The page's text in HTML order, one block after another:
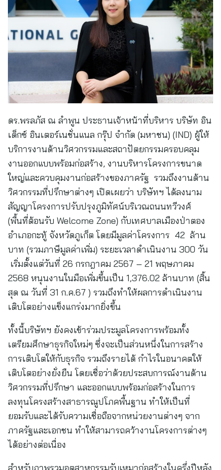
ดร.พรลภัส ณ ลำพูน ประธานเจ้าหน้าที่บริหาร บริษัท อิน
เด็กซ์ อินเตอร์เนชั่นแนล กรุ๊ป จำกัด (มหาชน) (IND) ผู้ให้
บริการงานด้านวิศวกรรมและสถาปัตยกรรมครอบคลุม
งานออกแบบพร้อมก่อสร้าง, งานบริหารโครงการขนาด
ใหญ่และควบคุมงานก่อสร้างของภาครัฐ รวมถึงงานด้าน
วิศวกรรมที่ปรึกษาต่างๆ เปิดเผยว่า บริษัทฯ ได้ลงนาม
สัญญาโครงการปรับปรุงภูมิทัศน์บริเวณถนนทวีวงศ์
(พื้นที่ต้อนรับ Welcome Zone) กับเทศบาลเมืองป่าตอง
อำเภอกะทู้ จังหวัดภูเก็ต โดยมีมูลค่าโครงการ 42 ล้าน
บาท (รวมภาษีมูลค่าเพิ่ม) ระยะเวลาดำเนินงาน 300 วัน
เริ่มตั้งแต่วันที่ 26 กรกฎาคม 2567 – 21 พฤษภาคม
2568 หนุนงานในมือเพิ่มขึ้นเป็น 1,376.02 ล้านบาท (สิ้น
สุด ณ วันที่ 31 ก.ค.67 ) รวมถึงทำให้ผลการดำเนินงาน
เติบโตอย่างแข็งแกร่งมากยิ่งขึ้น
ทั้งนี้บริษัทฯ ยังคงเข้าร่วมประมูลโครงการพร้อมทั้ง
เตรียมศึกษาธุรกิจใหม่ๆ ซึ่งจะเป็นส่วนหนึ่งในการสร้าง
การเติบโตให้กับธุรกิจ รวมถึงรายได้ กำไรในอนาคตให้
เติบโตอย่างยั่งยืน โดยเชื่อว่าด้วยประสบการณ์งานด้าน
วิศวกรรมที่ปรึกษา และออกแบบพร้อมก่อสร้างในการ
ลงทุนโครงสร้างสาธารณูปโภคพื้นฐาน ทำให้เป็นที่
ยอมรับและได้รับความเชื่อถือจากหน่วยงานต่างๆ จาก
ภาครัฐและเอกชน ทำให้สามารถคว้างานโครงการต่างๆ
ได้อย่างต่อเนื่อง